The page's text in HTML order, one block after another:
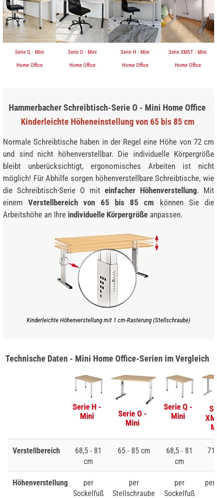
Serie Q - Mini
Home Office
Serie O - Mini
Home Office
Serie H - Mini
Home Office
Serie XMST - Mini
Home Office
Hammerbacher Schreibtisch-Serie O - Mini Home Office
Kinderleichte Höheneinstellung von 65 bis 85 cm
Normale Schreibtische haben in der Regel eine Höhe von 72 cm
und sind nicht höhenverstellbar. Die individuelle Körper­größe
bleibt unberücksichtigt, ergonomisches Arbeiten ist nicht
möglich! Für Abhilfe sorgen höhenverstellbare Schreibtische, wie
die Schreibtisch-Serie O miteinfacher Höhenverstellung. Mit
einemVerstellbereich von 65 bis 85 cm können Sie die
Arbeitshöhe an Ihre individuelle Körpergröße anpassen.
Kinderleichte Höhenverstellung mit 1 cm-Rasterung (Stellschraube)
Technische Daten - Mini Home Office-Serien im Vergleich
Serie H -
Mini
Serie O -
Mini
Serie Q -
Mini
Verstellbereich
68,5 - 81
cm
65 - 85 cm
68,5 - 81
cm
71
Höhenverstellung
per
Sockelfuß
per
Stellschraube
per
Sockelfuß